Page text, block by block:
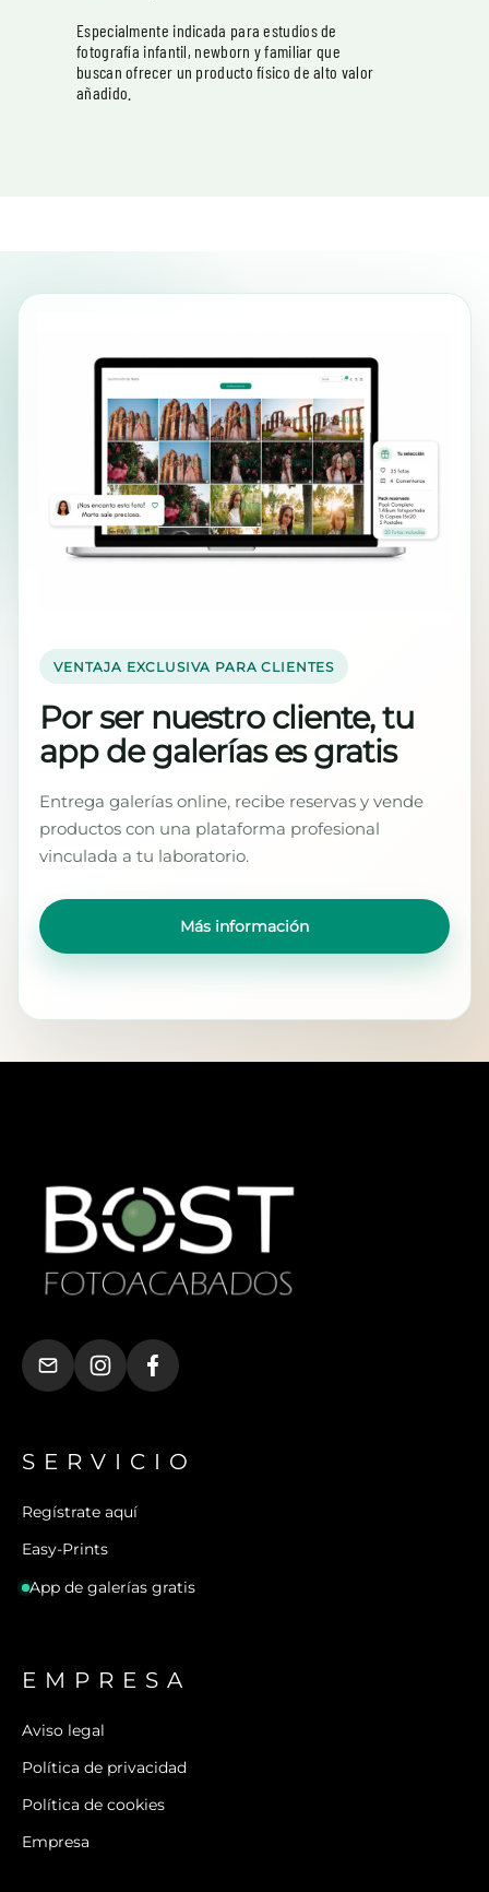
Especialmente indicada para estudios de
fotografía infantil, newborn y familiar que
buscan ofrecer un producto físico de alto valor
VENTAJA EXCLUSIVA PARA CLIENTES
Por ser nuestro cliente, tu
app de galerías es gratis
Entrega galerías online, recibe reservas y vende
productos con una plataforma profesional
vinculada a tu laboratorio.
Más información
SERVICIO
Regístrate aquí
Easy-Prints
App de galerías gratis
EMPRESA
Aviso legal
Política de privacidad
Política de cookies
Empresa